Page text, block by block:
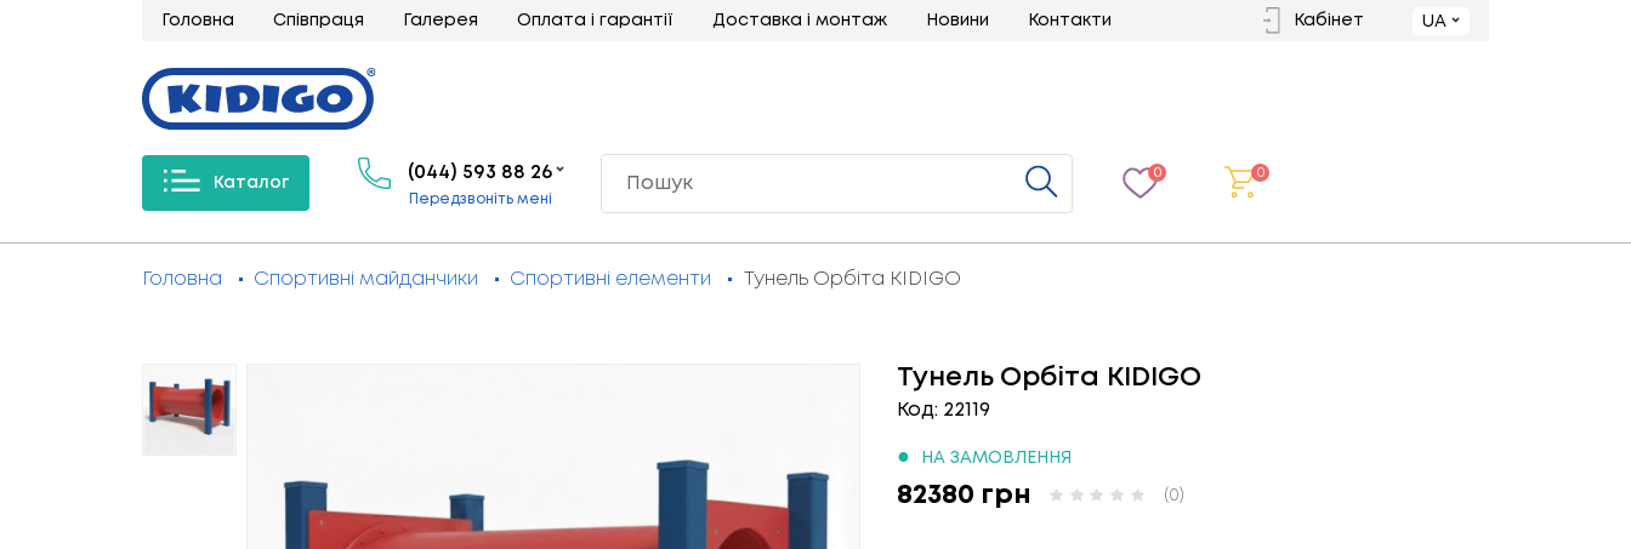
Головна Співпраця Галерея Оплата і гарантії Доставка і монтаж Новини Контакти Кабінет UA
Каталог
(044) 593 88 26
Передзвоніть мені
0 0
Головна Спортивні майданчики Спортивні елементи Тунель Орбіта KIDIGO
Тунель Орбіта KIDIGO
Код: 22119
● НА ЗАМОВЛЕННЯ
82380 грн (0)